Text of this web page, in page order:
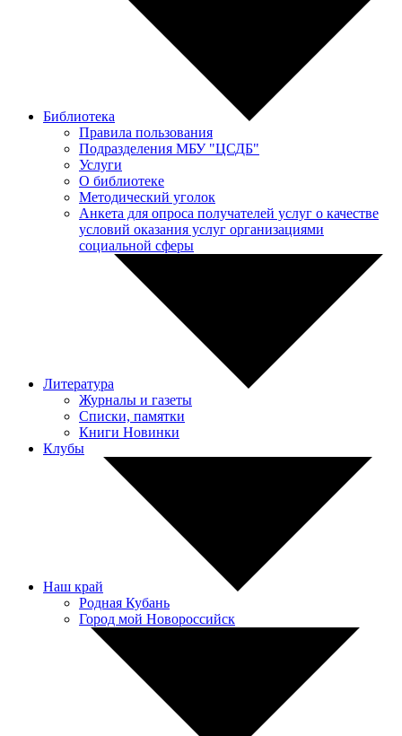
Библиотека
Правила пользования
Подразделения МБУ "ЦСДБ"
Услуги
О библиотеке
Методический уголок
Анкета для опроса получателей услуг о качестве
условий оказания услуг организациями
социальной сферы
Литература
Журналы и газеты
Списки, памятки
Книги Новинки
Клубы
Наш край
Родная Кубань
Город мой Новороссийск